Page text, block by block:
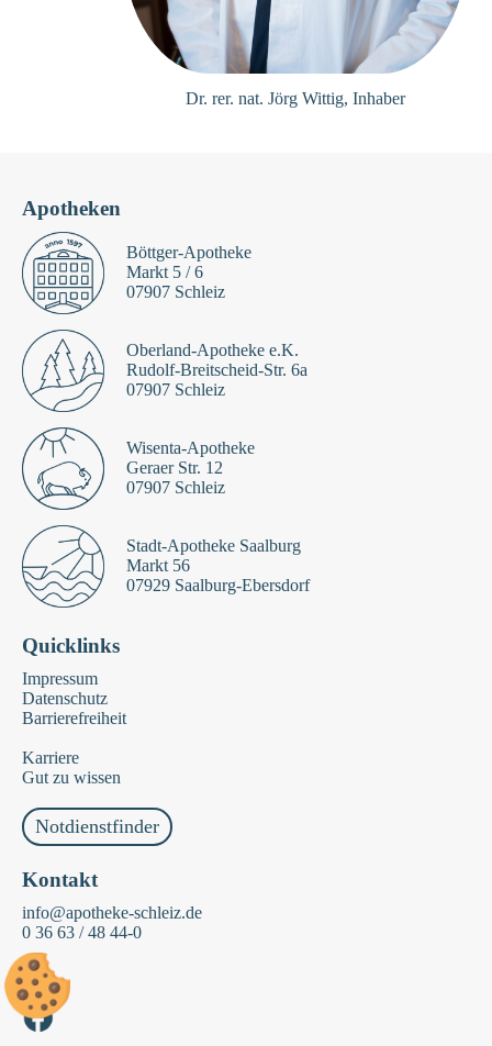
Dr. rer. nat. Jörg Wittig, Inhaber
Apotheken
Böttger-Apotheke
Markt 5 / 6
07907 Schleiz
Oberland-Apotheke e.K.
Rudolf-Breitscheid-Str. 6a
07907 Schleiz
Wisenta-Apotheke
Geraer Str. 12
07907 Schleiz
Stadt-Apotheke Saalburg
Markt 56
07929 Saalburg-Ebersdorf
Quicklinks
Impressum
Datenschutz
Barrierefreiheit
Karriere
Gut zu wissen
Notdienstfinder
Kontakt
info@apotheke-schleiz.de
0 36 63 / 48 44-0